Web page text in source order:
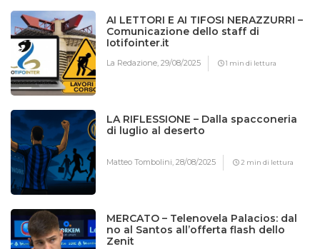
AI LETTORI E AI TIFOSI NERAZZURRI –
Comunicazione dello staff di
Iotifointer.it
La Redazione,29/08/2025 1 min di lettura
LA RIFLESSIONE – Dalla spacconeria
di luglio al deserto
Matteo Tombolini,28/08/2025 2 min di lettura
MERCATO – Telenovela Palacios: dal
no al Santos all’offerta flash dello
Zenit